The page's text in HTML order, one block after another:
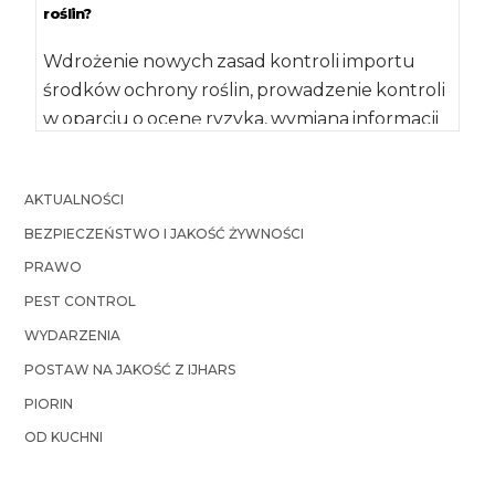
roślin?
Wdrożenie nowych zasad kontroli importu
środków ochrony roślin, prowadzenie kontroli
w oparciu o ocenę ryzyka, wymiana informacji
AKTUALNOŚCI
BEZPIECZEŃSTWO I JAKOŚĆ ŻYWNOŚCI
PRAWO
PEST CONTROL
WYDARZENIA
POSTAW NA JAKOŚĆ Z IJHARS
PIORIN
OD KUCHNI